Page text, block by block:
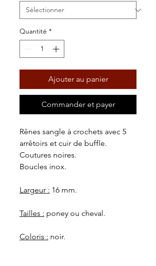
Quantité *
Ajouter au panier
Commander et payer
Rênes sangle à crochets avec 5
arrêtoirs et cuir de buffle.
Coutures noires.
Boucles inox.
Largeur : 16 mm.
Tailles : poney ou cheval.
Coloris : noir.